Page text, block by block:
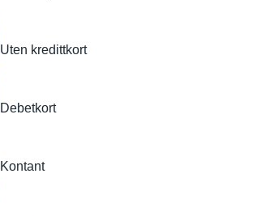
Uten kredittkort
Debetkort
Kontant